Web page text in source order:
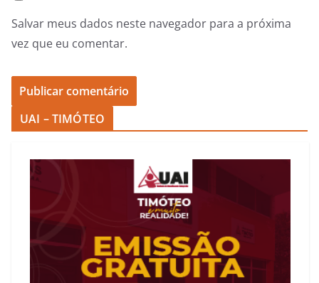
Salvar meus dados neste navegador para a próxima
vez que eu comentar.
UAI – TIMÓTEO